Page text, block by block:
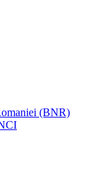
(BNR)